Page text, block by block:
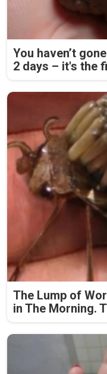
You haven’t
2 days – it's the
The Lump of
in The Morning.